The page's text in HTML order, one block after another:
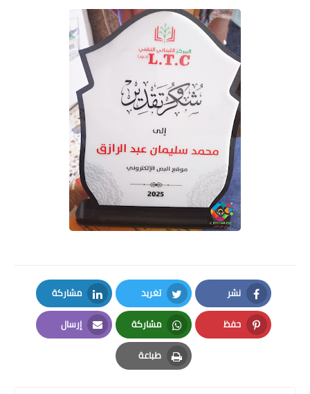
نشر
Facebook
تغريد
Twitter
مشاركة
LinkedIn
حفظ
Pinterest
مشاركة
Whatsapp
إرسال
Email
طباعة
Print